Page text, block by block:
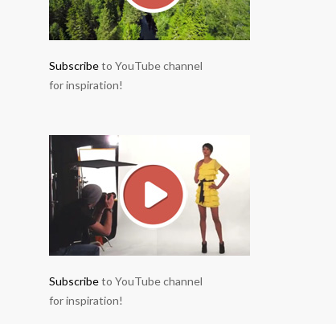
Subscribeto YouTube channel
for inspiration!
Subscribeto YouTube channel
for inspiration!